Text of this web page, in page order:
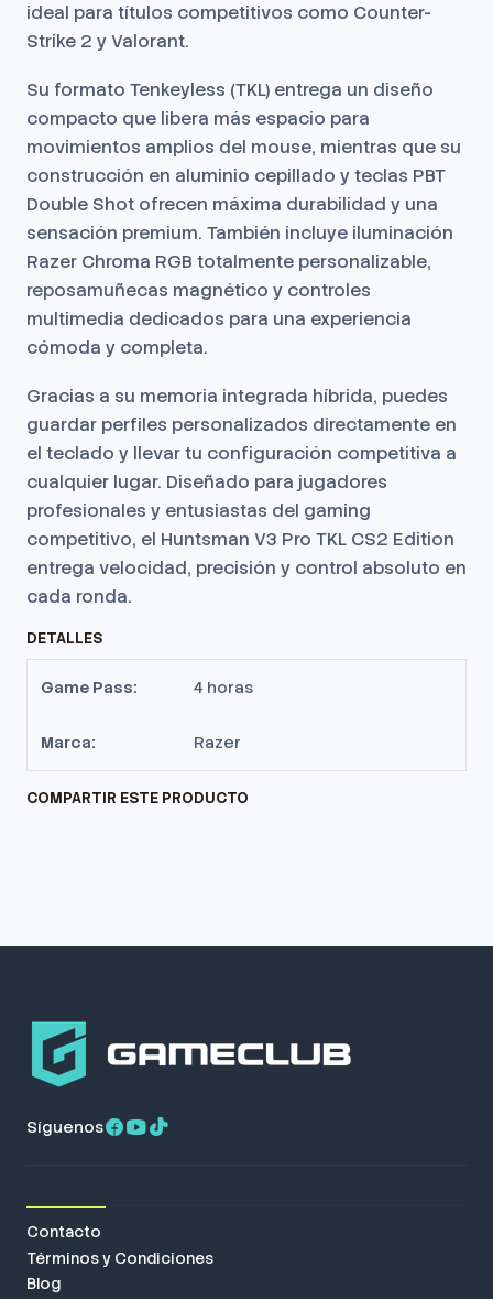
ideal para títulos competitivos como Counter-
Strike 2 y Valorant.
Su formato Tenkeyless (TKL) entrega un diseño
compacto que libera más espacio para
movimientos amplios del mouse, mientras que su
construcción en aluminio cepillado y teclas PBT
Double Shot ofrecen máxima durabilidad y una
sensación premium. También incluye iluminación
Razer Chroma RGB totalmente personalizable,
reposamuñecas magnético y controles
multimedia dedicados para una experiencia
cómoda y completa.
Gracias a su memoria integrada híbrida, puedes
guardar perfiles personalizados directamente en
el teclado y llevar tu configuración competitiva a
cualquier lugar. Diseñado para jugadores
profesionales y entusiastas del gaming
competitivo, el Huntsman V3 Pro TKL CS2 Edition
entrega velocidad, precisión y control absoluto en
cada ronda.
DETALLES
Game Pass: 4 horas
Marca: Razer
COMPARTIR ESTE PRODUCTO
Síguenos
Contacto
Términos y Condiciones
Blog